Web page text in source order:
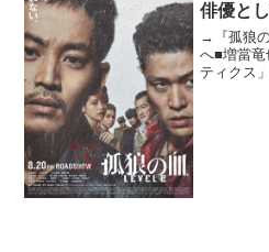
俳優と
された
→『孤狼
へ■増當竜
ティクス